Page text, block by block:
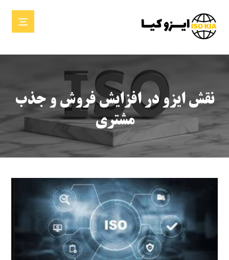
نقش ایزو در افزایش فروش و جذب
مشتری